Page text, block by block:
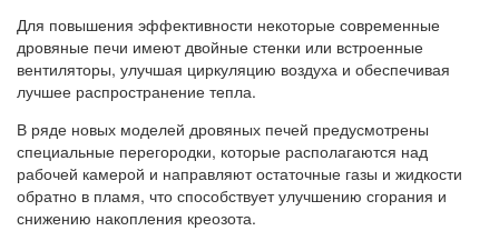
Для повышения эффективности некоторые современные
дровяные печи имеют двойные стенки или встроенные
вентиляторы, улучшая циркуляцию воздуха и обеспечивая
лучшее распространение тепла.
В ряде новых моделей дровяных печей предусмотрены
специальные перегородки, которые располагаются над
рабочей камерой и направляют остаточные газы и жидкости
обратно в пламя, что способствует улучшению сгорания и
снижению накопления креозота.